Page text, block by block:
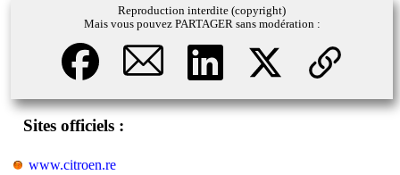
Reproduction interdite (copyright)
Mais vous pouvez PARTAGER sans modération :
Sites officiels :
www.citroen.re